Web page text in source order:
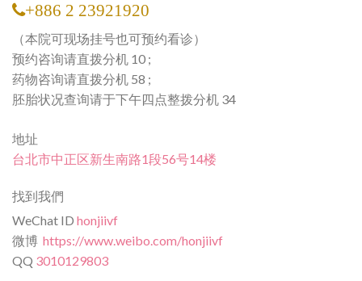
+886 2 23921920
（本院可现场挂号也可预约看诊）
预约咨询请直拨分机 10 ;
药物咨询请直拨分机 58 ;
胚胎状况查询请于下午四点整拨分机 34
地址
台北市中正区新生南路1段56号14楼
找到我們
WeChat ID honjiivf
微博 https://www.weibo.com/honjiivf
QQ 3010129803